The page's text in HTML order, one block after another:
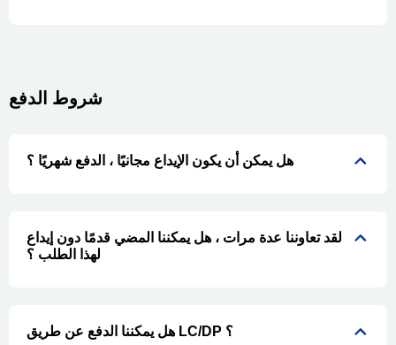
شروط الدفع
هل يمكن أن يكون الإيداع مجانيًا ، الدفع شهريًا ؟
لقد تعاوننا عدة مرات ، هل يمكننا المضي قدمًا دون إيداع
لهذا الطلب ؟
هل يمكننا الدفع عن طريق LC/DP ؟